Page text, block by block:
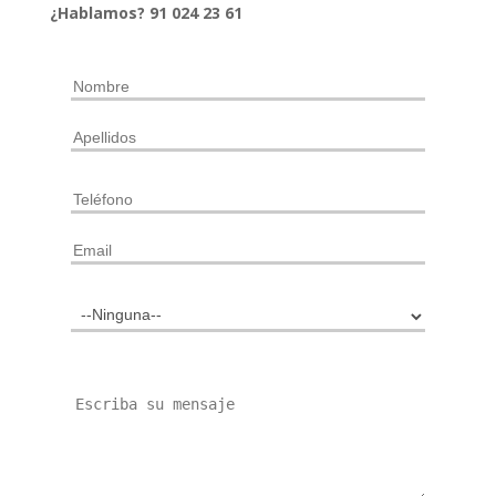
¿Hablamos? 91 024 23 61